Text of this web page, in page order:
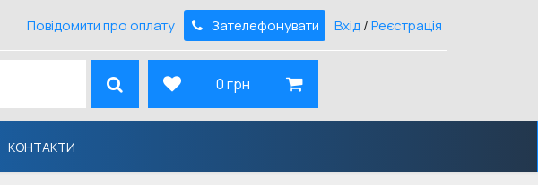
Повідомити про оплату Зателефонувати Вхід/Реєстрація
0 грн
КОНТАКТИ